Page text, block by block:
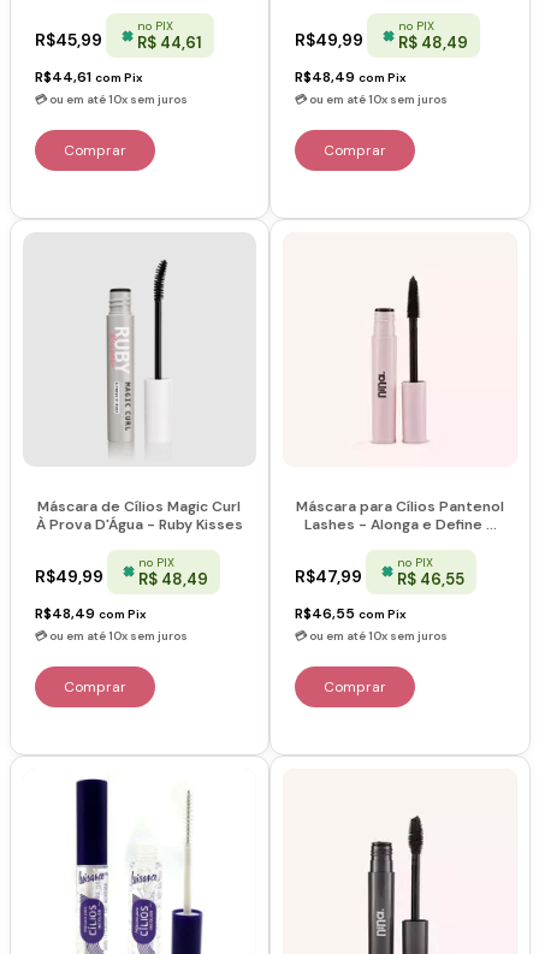
R$45,99
no PIX
R$ 44,61
R$44,61 com Pix
R$49,99
no PIX
R$ 48,49
R$48,49 com Pix
Máscara de Cílios Magic Curl
À Prova D'Água - Ruby Kisses
R$49,99
no PIX
R$ 48,49
R$48,49 com Pix
Máscara para Cílios Pantenol
Lashes - Alonga e Define -
R$47,99
no PIX
R$ 46,55
R$46,55 com Pix